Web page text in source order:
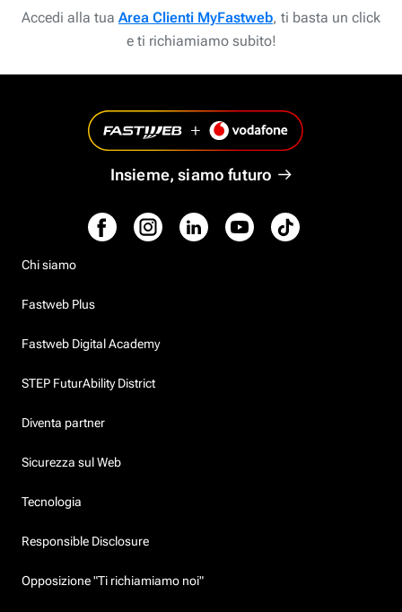
Accedi alla tua Area Clienti MyFastweb, ti basta un click
e ti richiamiamo subito!
Insieme, siamo futuro
Chi siamo
Fastweb Plus
Fastweb Digital Academy
STEP FuturAbility District
Diventa partner
Sicurezza sul Web
Tecnologia
Responsible Disclosure
Opposizione "Ti richiamiamo noi"